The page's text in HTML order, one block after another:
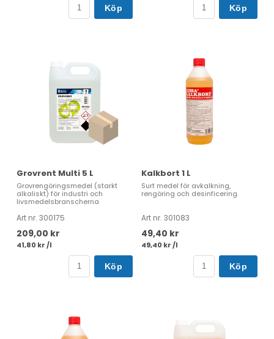
Köp Köp
Grovrent Multi 5 L
Grovrengöringsmedel (starkt
alkaliskt) för industri och
livsmedelsbranscherna
Art nr. 300175
209,00 kr
41,80 kr /l
Köp
Kalkbort 1 L
Surt medel för avkalkning,
rengöring och desinficering.
Art nr. 301083
49,40 kr
49,40 kr /l
Köp